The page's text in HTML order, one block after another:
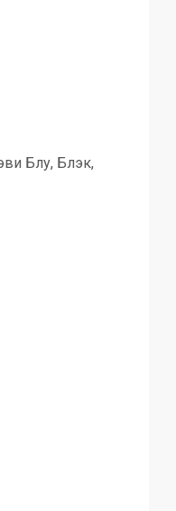
Блу, Блэк,